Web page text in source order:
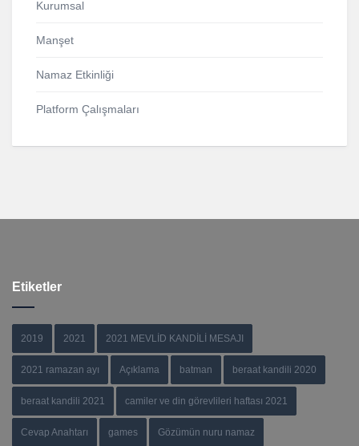
Kurumsal
Manşet
Namaz Etkinliği
Platform Çalışmaları
Etiketler
2019 2021 2021 MEVLİD KANDİLİ MESAJI
2021 ramazan ayı Açıklama batman beraat kandili 2020
beraat kandili 2021 camiler ve din görevlileri haftası 2021
Cevap Anahtarı games Gözümün nuru namaz